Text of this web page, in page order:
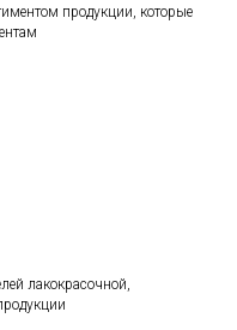
продукции, которые
лакокрасочной,